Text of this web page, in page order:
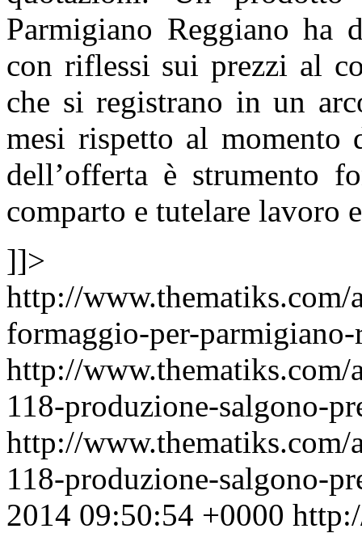
Parmigiano Reggiano ha
con riflessi sui prezzi al
che si registrano in un
mesi rispetto al momento
dell’offerta è strumento
comparto e tutelare lavoro
]]>
http://
formaggio-per-
http://
118-produzione-salgono-
http://
118-produzione-salgono-
2014 09:50:54 +0000